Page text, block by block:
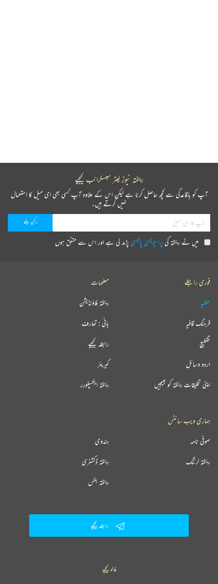
ریختہ نیوز لیٹر سبسکرائب کیجیے
آپ کو باقاعدگی سے کچھ حاصل کرنا ہے لیکن اس کے علاوہ آپ کسی بھی ای میل کا استعمال
نہیں کرتے ہیں۔
میں نے ریختہ کیپرائیویسی پالیسیپڑھ لی ہے اور اس سے متفق ہوں
فوری رابطے
عطیہ
فرہنگ قافیہ
تقطیع
اردو وسائل
اپنی تخلیقات ریختہ کو بھیجیں
معلومات
ریختہ فاؤنڈیشن
بانی : تعارف
رابطہ کیجیے
کیریئر
ریختہ ایکسپلورر
ہماری ویب سائٹس
ہندوی صوفی نامہ
ریختہ ڈکشنری ریختہ لرننگ
ریختہ بکس
رابطہ کیجیے
فالو کیجیے